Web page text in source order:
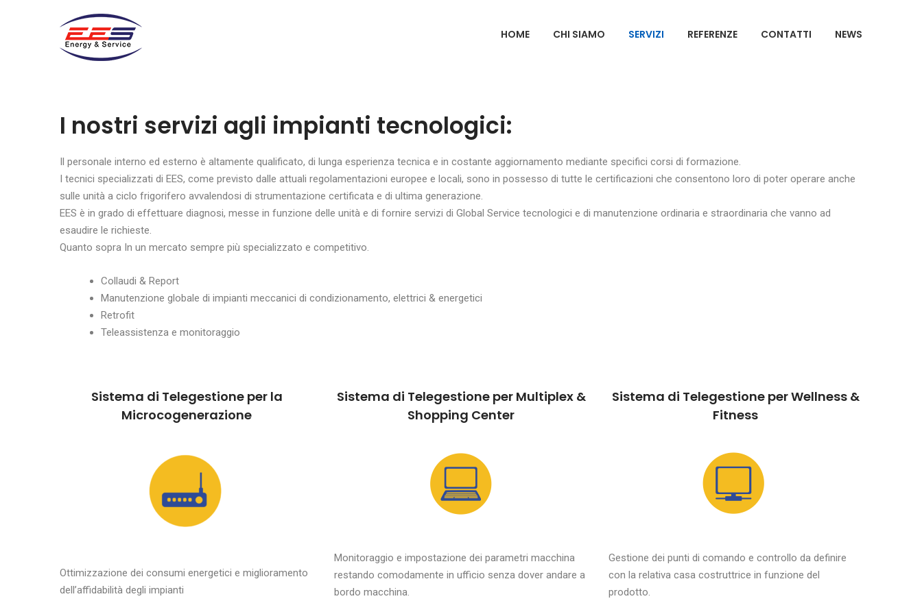
HOME CHI SIAMO SERVIZI REFERENZE CONTATTI NEWS
I nostri servizi agli impianti tecnologici:
Il personale interno ed esterno è altamente qualificato, di lunga esperienza tecnica e in costante aggiornamento mediante specifici corsi di formazione.
I tecnici specializzati di EES, come previsto dalle attuali regolamentazioni europee e locali, sono in possesso di tutte le certificazioni che consentono loro di poter operare anche
sulle unità a ciclo frigorifero avvalendosi di strumentazione certificata e di ultima generazione.
EES è in grado di effettuare diagnosi, messe in funzione delle unità e di fornire servizi di Global Service tecnologici e di manutenzione ordinaria e straordinaria che vanno ad
esaudire le richieste.
Quanto sopra In un mercato sempre più specializzato e competitivo.
Collaudi & Report
Manutenzione globale di impianti meccanici di condizionamento, elettrici & energetici
Retrofit
Teleassistenza e monitoraggio
Sistema di Telegestione per la
Microcogenerazione
Ottimizzazione dei consumi energetici e miglioramento
dell’affidabilità degli impianti
Sistema di Telegestione per Multiplex &
Shopping Center
Monitoraggio e impostazione dei parametri macchina
restando comodamente in ufficio senza dover andare a
bordo macchina.
Sistema di Telegestione per Wellness &
Fitness
Gestione dei punti di comando e controllo da definire
con la relativa casa costruttrice in funzione del
prodotto.